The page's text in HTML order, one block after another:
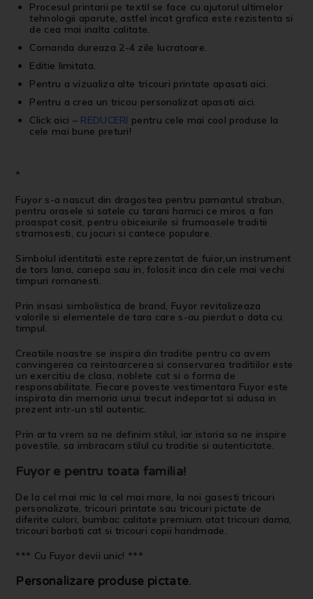
Procesul printarii pe textil se face cu ajutorul ultimelor
tehnologii aparute, astfel incat grafica este rezistenta si
de cea mai inalta calitate.
Comanda dureaza 2-4 zile lucratoare.
Editie limitata.
Pentru a vizualiza alte tricouri printate apasati aici.
Pentru a crea un tricou personalizat apasati aici.
Click aici – REDUCERI pentru cele mai cool produse la
cele mai bune preturi!
*
Fuyor s-a nascut din dragostea pentru pamantul strabun,
pentru orasele si satele cu tarani harnici ce miros a fan
proaspat cosit, pentru obiceiurile si frumoasele traditii
stramosesti, cu jocuri si cantece populare.
Simbolul identitatii este reprezentat de fuior,un instrument
de tors lana, canepa sau in, folosit inca din cele mai vechi
timpuri romanesti.
Prin insasi simbolistica de brand, Fuyor revitalizeaza
valorile si elementele de tara care s-au pierdut o data cu
timpul.
Creatiile noastre se inspira din traditie pentru ca avem
convingerea ca reintoarcerea si conservarea traditiilor este
un exercitiu de clasa, noblete cat si o forma de
responsabilitate. Fiecare poveste vestimentara Fuyor este
inspirata din memoria unui trecut indepartat si adusa in
prezent intr-un stil autentic.
Prin arta vrem sa ne definim stilul, iar istoria sa ne inspire
povestile, sa imbracam stilul cu traditie si autenticitate.
Fuyor e pentru toata familia!
De la cel mai mic la cel mai mare, la noi gasesti tricouri
personalizate, tricouri printate sau tricouri pictate de
diferite culori, bumbac calitate premium atat tricouri dama,
tricouri barbati cat si tricouri copii handmade.
*** Cu Fuyor devii unic! ***
Personalizare produse pictate.